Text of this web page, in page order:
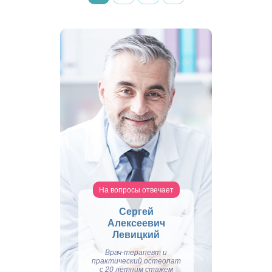
На вопросы отвечает
Сергей
Алексеевич
Левицкий
Врач-терапевт и
практический остеопат
с 20 летним стажем